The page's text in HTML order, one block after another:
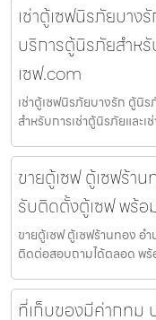
เช่าตู้เซฟนิรภัยบาง
บริการตู้นิรภัยสำหรั
เซฟ.com
เช่าตู้เซฟนิรภัยบางรัก ตู้นิร
สำหรับการเช่าตู้นิรภัยและเ
ขายตู้เซฟ ตู้เซฟร้า
รับติดตั้งตู้เซฟ พร้อ
ขายตู้เซฟ ตู้เซฟร้านทอง อ
ติดต่อสอบถามได้ตลอด พร้
ที่เก็บของมีค่ากทม